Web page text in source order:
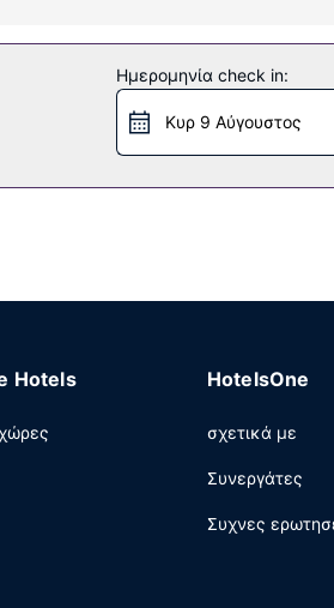
βρείτε δωρεάν στάθμευση χωρίς
Ημερομηνία check in:
Κυρ 9 Αύγουστος
Hotels HotelsOne
σχετικά με
Συνεργάτες
Συχνες